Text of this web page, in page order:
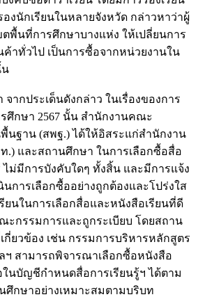
งนักเรียนในหลายจังหวัด กล่าวหาว่าผู้
พื้นที่การศึกษาบางแห่ง ให้เปลี่ยนการ
าทั่วไป เป็นการซื้อจากหน่วยงานใน
น
ากประเด็นดังกล่าว ในเรื่องของการ
ศึกษา 2567 นั้น สำนักงานคณะ
นฐาน (สพฐ.) ได้ให้อิสระแก่สำนักงาน
.) และสถานศึกษา ในการเลือกซื้อสื่อ
ไม่มีการบังคับใดๆ ทั้งสิ้น และมีการแจ้ง
นการเลือกซื้ออย่างถูกต้องและโปร่งใส
ยนในการเลือกสื่อและหนังสือเรียนที่ดี
ะกรรมการและถูกระเบียบ โดยสถาน
ยวข้อง เช่น กรรมการบริหารหลักสูตร
ฯ สามารถพิจารณาเลือกซื้อหนังสือ
ในบัญชีกำหนดสื่อการเรียนรู้ฯ ได้ตาม
ศึกษาอย่างเหมาะสมตามบริบท